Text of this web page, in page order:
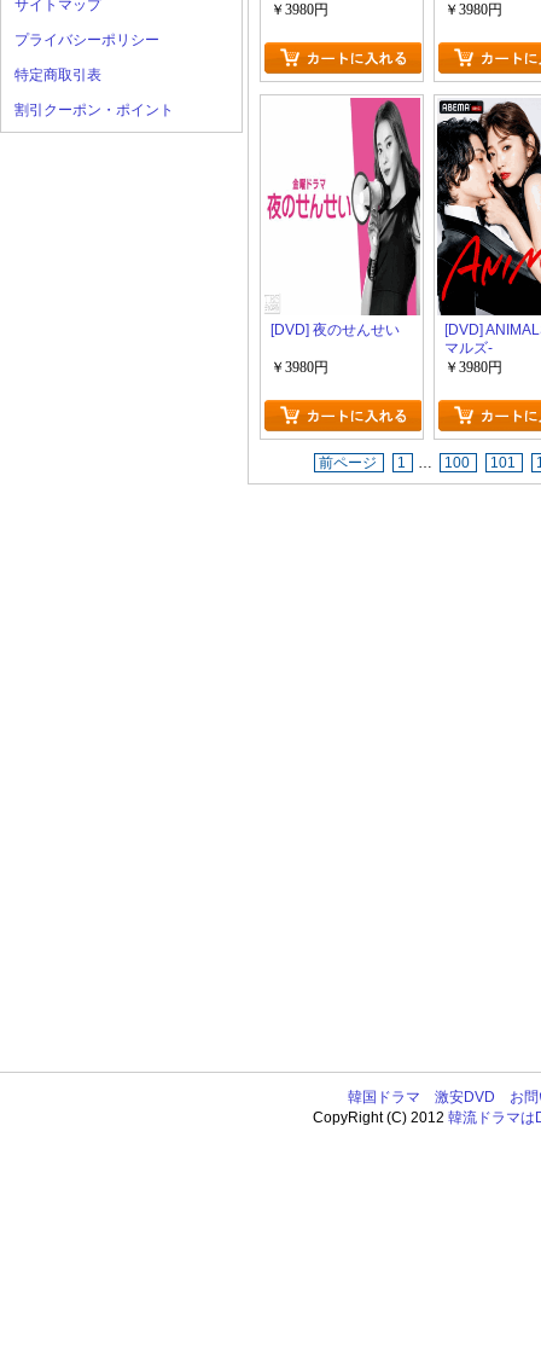
サイトマップ
プライバシーポリシー
特定商取引表
割引クーポン・ポイント
ーズン１
￥3980円
￥3980円
[DVD] 夜のせんせい
￥3980円
[DVD]
マルズ-
￥3980円
前ページ 1 … 100 101
韓国ドラマ 激安DVD
お
CopyRight (C) 2012韓流ドラマは